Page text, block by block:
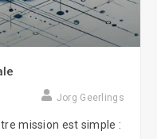
Jorg Geerlings
mission est simple :